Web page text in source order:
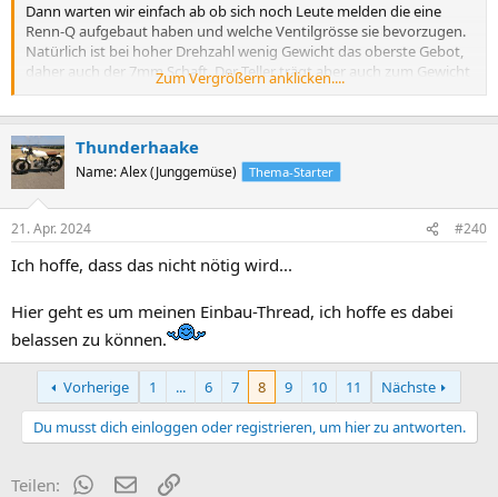
Dann warten wir einfach ab ob sich noch Leute melden die eine
Renn-Q aufgebaut haben und welche Ventilgrösse sie bevorzugen.
Natürlich ist bei hoher Drehzahl wenig Gewicht das oberste Gebot,
daher auch der 7mm Schaft. Der Teller trägt aber auch zum Gewicht
bei, und grösser als 44 ist totaler Quatsch.
Auch was du zum KW wuchten geschrieben hast stimmt nicht. die
BMW KW sind exzellent fein gewuchtet, an denen gibt es nichts zu
verbessern. Meine 90S hatte serienmässig unangenehme Vibes,
und alle anderen 90S die ich kenne genau so. Nach dem Umbau auf
1000ccm mit RS Köpfen war das weg. Nach dem weiteren Umbau
mit BBK lief meine Q noch einmal geschmeidiger, wie eine 75/5 nur
Zum Vergrößern anklicken....
Thunderhaake
Name: Alex (Junggemüse) Thema-Starter
21. Apr. 2024 #240
Ich hoffe, dass das nicht nötig wird...
Hier geht es um meinen Einbau-Thread, ich hoffe es dabei
belassen zu können.
Vorherige 1 ... 6 7 8 9 10 11
Nächste
Du musst dich einloggen oder registrieren, um hier zu antworten.
Teilen: WhatsApp
E-MailLink